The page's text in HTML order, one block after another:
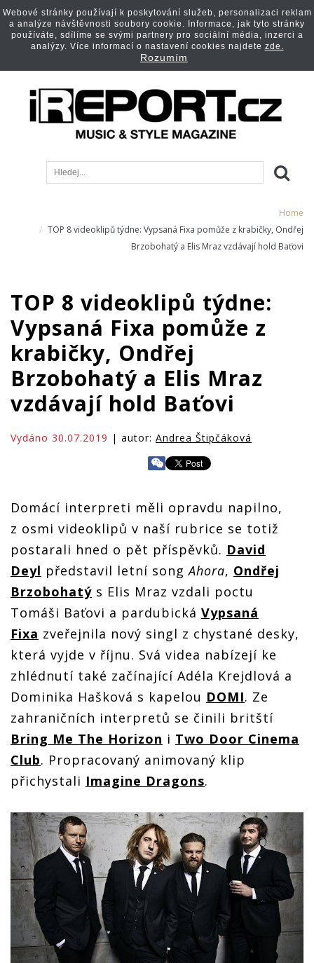
Home
TOP 8 videoklipů týdne: Vypsaná Fixa pomůže z krabičky, Ondřej
Brzobohatý a Elis Mraz vzdávají hold Baťovi
TOP 8 videoklipů týdne:
Vypsaná Fixa pomůže z
krabičky, Ondřej
Brzobohatý a Elis Mraz
vzdávají hold Baťovi
Vydáno 30.07.2019 | autor: Andrea Štipčáková
Domácí interpreti měli opravdu napilno,
z osmi videoklipů v naší rubrice se totiž
postarali hned o pět příspěvků. David
Deyl představil letní songAhora, Ondřej
Brzobohatý s Elis Mraz vzdali poctu
Tomáši Baťovi a pardubická Vypsaná
Fixa zveřejnila nový singl z chystané desky,
která vyjde v říjnu. Svá videa nabízejí ke
zhlédnutí také začínající Adéla Krejdlová a
Dominika Hašková s kapelou DOMI. Ze
zahraničních interpretů se činili britští
Bring Me The Horizon i Two Door Cinema
Club. Propracovaný animovaný klip
přichystali Imagine Dragons.
Webové stránky používají k poskytování služeb, personalizaci reklam
a analýze návštěvnosti soubory cookie. Informace, jak tyto stránky
používáte, sdílíme se svými partnery pro sociální média, inzerci a
analýzy. Více informací o nastavení cookies najdete zde.
Rozumím